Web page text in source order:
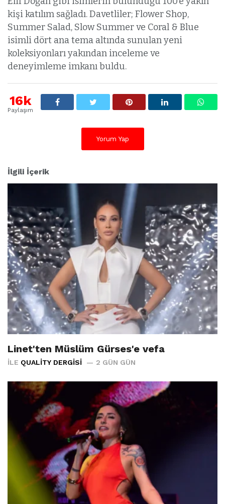
kişi katılım sağladı. Davetliler; Flower Shop,
Summer Salad, Slow Summer ve Coral & Blue
isimli dört ana tema altında sunulan yeni
koleksiyonları yakından inceleme ve
deneyimleme imkanı buldu.
16k
Paylaşım
Yorum Yap
İlgili İçerik
Linet'ten Müslüm Gürses'e vefa
İLE QUALITY DERGISI 2 GÜN GÜN